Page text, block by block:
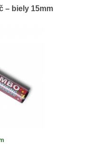
– biely 15mm